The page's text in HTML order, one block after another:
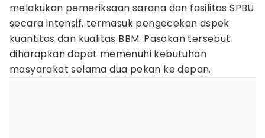
melakukan pemeriksaan sarana dan fasilitas SPBU
secara intensif, termasuk pengecekan aspek
kuantitas dan kualitas BBM. Pasokan tersebut
diharapkan dapat memenuhi kebutuhan
masyarakat selama dua pekan ke depan.